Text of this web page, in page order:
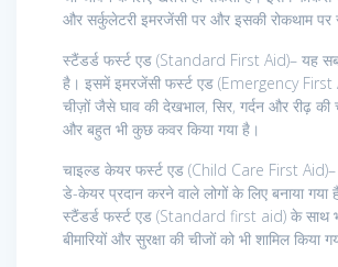
और सर्कुलेटरी इमरजेंसी पर और इसकी रोकथाम पर
स्टैंडर्ड फर्स्ट एड (Standard First Aid)– यह
है। इसमें इमरजेंसी फर्स्ट एड (Emergency First
चीज़ों जैसे घाव की देखभाल, सिर, गर्दन और रीढ़ की
और बहुत भी कुछ कवर किया गया है।
चाइल्ड केयर फर्स्ट एड (Child Care First Aid)–
डे-केयर प्रदान करने वाले लोगों के लिए बनाया
स्टैंडर्ड फर्स्ट एड (Standard first aid) के साथ
बीमारियों और सुरक्षा की चीजों को भी शामिल किया